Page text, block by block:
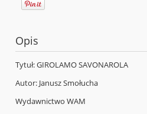
Opis
Tytuł: GIROLAMO SAVONAROLA
Autor: Janusz Smołucha
Wydawnictwo WAM